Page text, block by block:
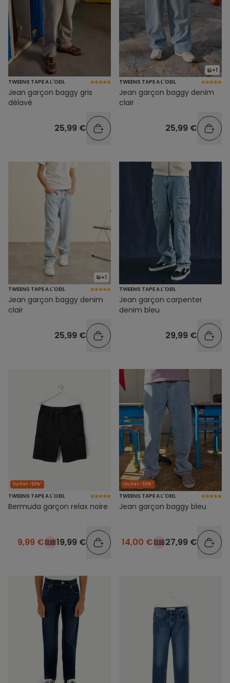
TWEENS TAPE A L'OEIL
Jean garçon baggy gris
délavé
25,99 €
+1
TWEENS TAPE A L'OEIL
Jean garçon baggy denim
clair
25,99 €
+1
TWEENS TAPE A L'OEIL
Jean garçon baggy denim
clair
25,99 €
TWEENS TAPE A L'OEIL
Jean garçon carpenter
denim bleu
29,99 €
Outlet -50%*
TWEENS TAPE A L'OEIL
Bermuda garçon relax noire
9,99 € 19,99 €
Outlet -50%*
TWEENS TAPE A L'OEIL
Jean garçon baggy bleu
14,00 € 27,99 €